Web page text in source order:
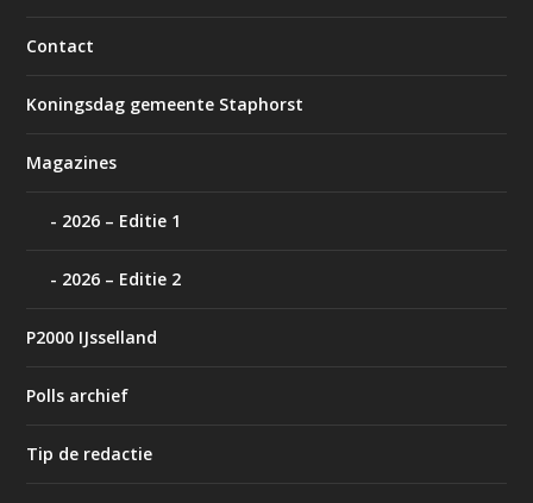
Contact
Koningsdag gemeente Staphorst
Magazines
2026 – Editie 1
2026 – Editie 2
P2000 IJsselland
Polls archief
Tip de redactie